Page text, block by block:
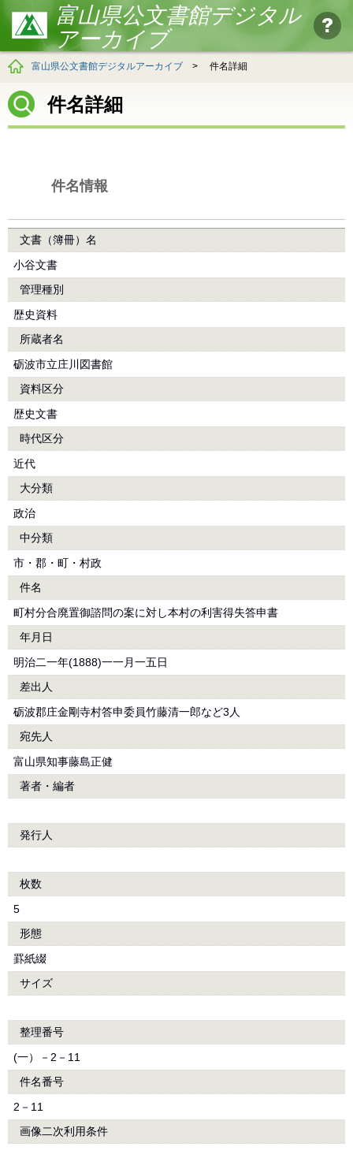
富山県公文書館デジタル
アーカイブ
富山県公文書館デジタルアーカイブ > 件名詳細
件名詳細
件名情報
文書（簿冊）名
小谷文書
管理種別
歴史資料
所蔵者名
砺波市立庄川図書館
資料区分
歴史文書
時代区分
近代
大分類
政治
中分類
市・郡・町・村政
件名
町村分合廃置御諮問の案に対し本村の利害得失答申書
年月日
明治二一年(1888)一一月一五日
差出人
砺波郡庄金剛寺村答申委員竹藤清一郎など3人
宛先人
富山県知事藤島正健
著者・編者
発行人
枚数
5
形態
罫紙綴
サイズ
整理番号
(一）－2－11
件名番号
2－11
画像二次利用条件